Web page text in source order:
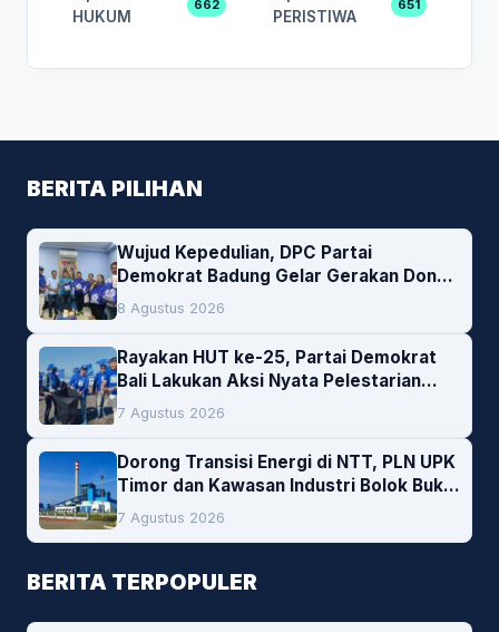
HUKUM
662
PERISTIWA
651
BERITA PILIHAN
Wujud Kepedulian, DPC Partai
Demokrat Badung Gelar Gerakan Donor
Darah
8 Agustus 2026
Rayakan HUT ke-25, Partai Demokrat
Bali Lakukan Aksi Nyata Pelestarian
Lingkungan
7 Agustus 2026
Dorong Transisi Energi di NTT, PLN UPK
Timor dan Kawasan Industri Bolok Buka
Peluang Investasi Woodchip untuk
Cofiring PLTU Bolok
7 Agustus 2026
BERITA TERPOPULER